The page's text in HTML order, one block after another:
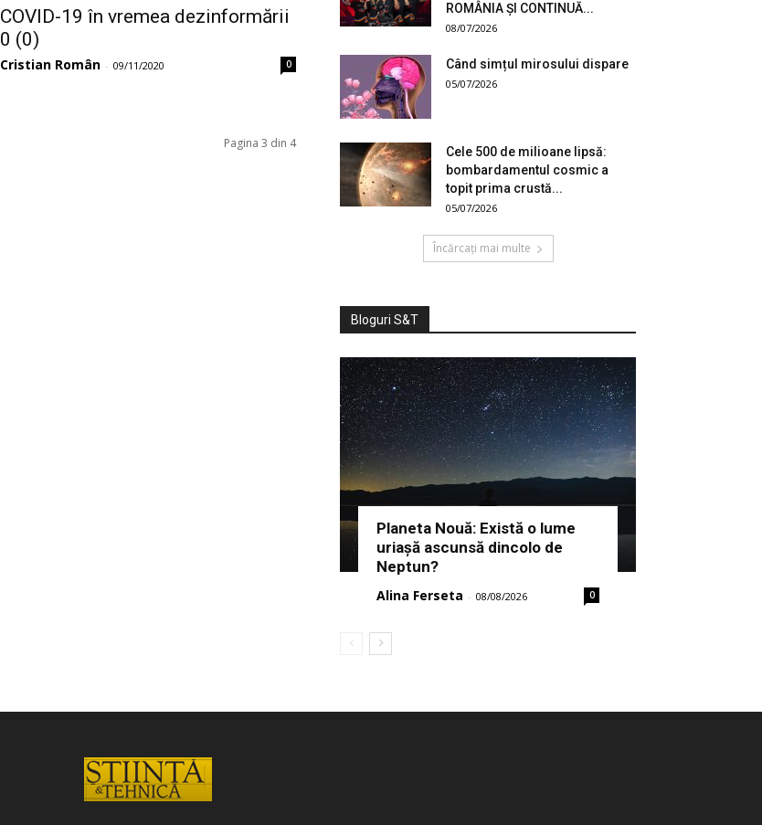
COVID-19 în vremea dezinformării
0 (0)
Cristian Român - 09/11/2020 0
Pagina 3 din 4
ROMÂNIA ȘI CONTINUĂ...
08/07/2026
Când simțul mirosului dispare
05/07/2026
Cele 500 de milioane lipsă:
bombardamentul cosmic a
topit prima crustă...
05/07/2026
Încărcați mai multe
Bloguri S&T
Planeta Nouă: Există o lume
uriașă ascunsă dincolo de
Neptun?
Alina Ferseta - 08/08/2026 0